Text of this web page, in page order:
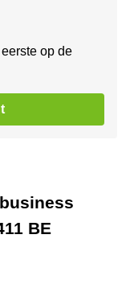
op de
BE